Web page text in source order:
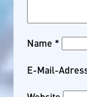
Name *
E-Mail-